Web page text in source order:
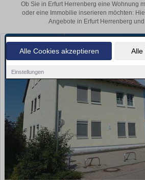
Alle Cookies akzeptieren Alle
Einstellungen
Ob Sie in Erfurt Herrenberg eine Wohnung
oder eine Immobilie inserieren möchten:
Angebote in Erfurt Herrenberg